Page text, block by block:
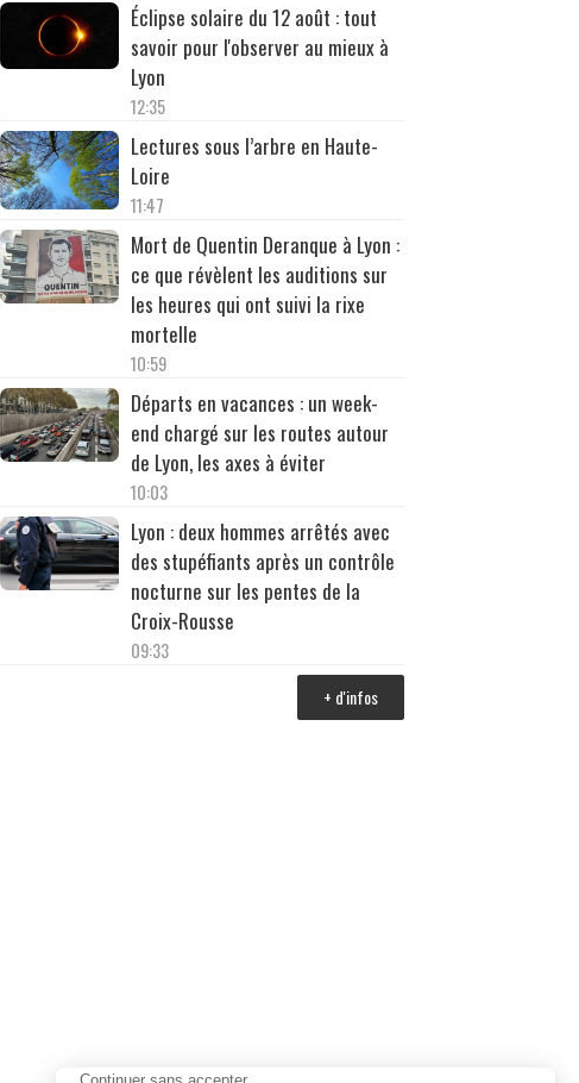
Éclipse solaire du 12 août : tout
savoir pour l'observer au mieux à
Lyon
12:35
Lectures sous l’arbre en Haute-
Loire
11:47
Mort de Quentin Deranque à Lyon :
ce que révèlent les auditions sur
les heures qui ont suivi la rixe
mortelle
10:59
Départs en vacances : un week-
end chargé sur les routes autour
de Lyon, les axes à éviter
10:03
Lyon : deux hommes arrêtés avec
des stupéfiants après un contrôle
nocturne sur les pentes de la
Croix-Rousse
09:33
+ d'infos